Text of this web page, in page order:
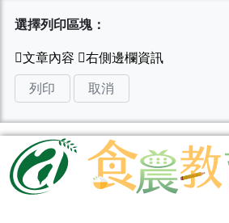
選擇列印區塊：
列印 取消